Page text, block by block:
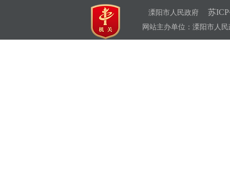
溧阳市人民政府 苏
网站主办单位：溧阳市人